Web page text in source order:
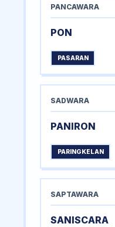
PANCAWARA
PON
PASARAN
SADWARA
PANIRON
PARINGKELAN
SAPTAWARA
SANISCARA